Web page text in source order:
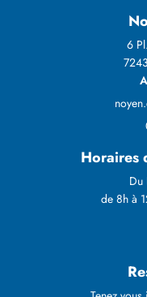
6
Horaires
Du
de 8h à